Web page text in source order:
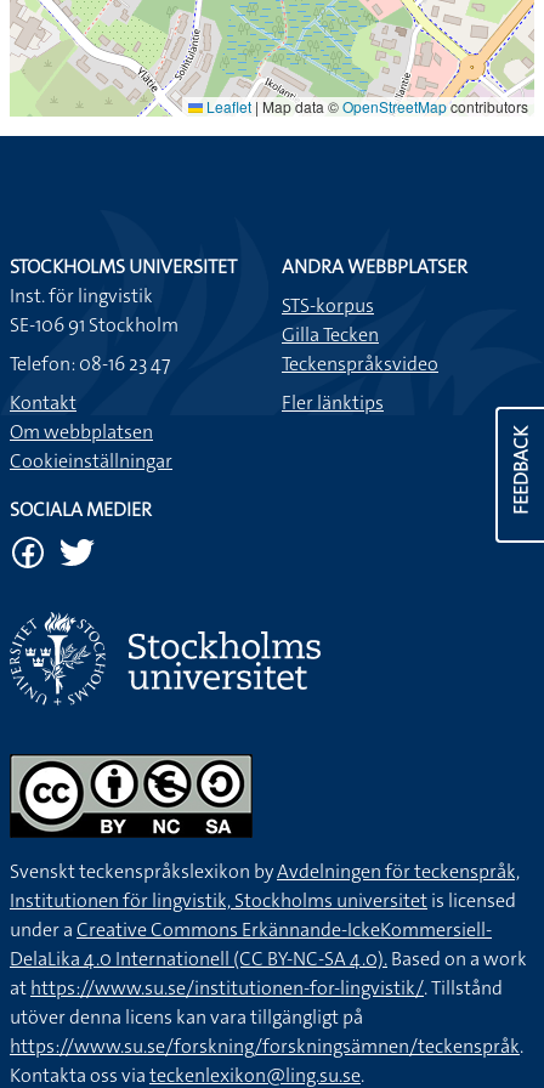
Leaflet | Map data ©OpenStreetMapcontributors
FEEDBACK
STOCKHOLMS UNIVERSITET
Inst. för lingvistik
SE-106 91 Stockholm
Telefon: 08-16 23 47
Kontakt
Om webbplatsen
Cookieinställningar
ANDRA WEBBPLATSER
STS-korpus
Gilla Tecken
Teckenspråksvideo
Fler länktips
SOCIALA MEDIER
Svenskt teckenspråkslexikon byAvdelningen för teckenspråk,
Institutionen för lingvistik, Stockholms universitetis licensed
under aCreative Commons Erkännande-IckeKommersiell-
DelaLika 4.0 Internationell (CC BY-NC-SA 4.0).Based on a work
athttps://www.su.se/institutionen-for-lingvistik/. Tillstånd
utöver denna licens kan vara tillgängligt på
https://www.su.se/forskning/forskningsämnen/teckenspråk.
Kontakta oss viateckenlexikon@ling.su.se.